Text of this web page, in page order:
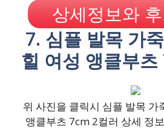
상세정보와
7. 심플 발목 가
힐 여성 앵클부
위 사진을 클릭시 심플 발목 가
앵클부츠 7cm 2컬러 상세 정